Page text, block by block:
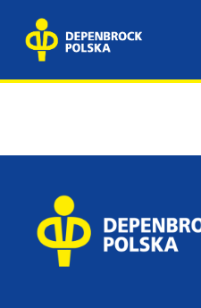
content